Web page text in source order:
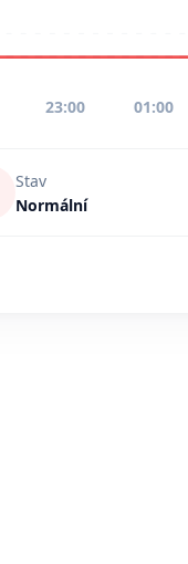
23:00 01:00
Stav
Normální